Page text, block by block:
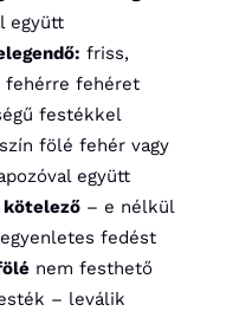
együtt
friss,
fehérre fehéret
festékkel
fölé fehér vagy
együtt
kötelező– e nélkül
fedést
nem festhető
– leválik